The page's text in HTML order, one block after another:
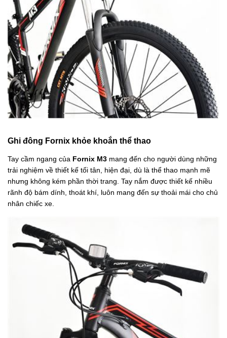
Ghi đông Fornix khỏe khoắn thể thao
Tay cầm ngang của Fornix M3 mang đến cho người dùng những
trải nghiệm về thiết kế tối tân, hiện đại, dù là thể thao mạnh mẽ
nhưng không kém phần thời trang. Tay nắm được thiết kế nhiều
rãnh độ bám dính, thoát khí, luôn mang đến sự thoải mái cho chủ
nhân chiếc xe.